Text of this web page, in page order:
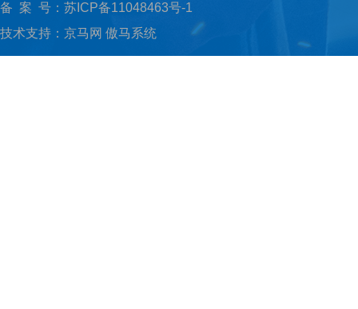
备 案 号： 苏ICP备11048463号-1
技术支持： 京马网 傲马系统